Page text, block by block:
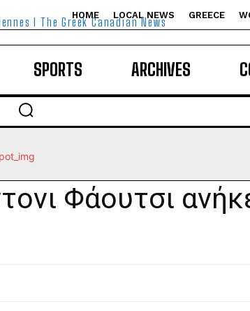
HOME LOCAL NEWS GREECE
I The Greek Canadian News
SPORTS ARCHIVES
Φάουτσι